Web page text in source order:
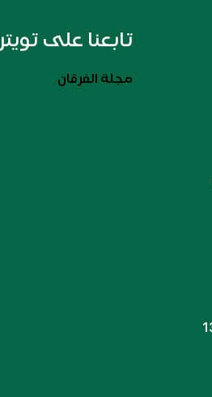
تابعنا على تويتر
مجلة الفرقان